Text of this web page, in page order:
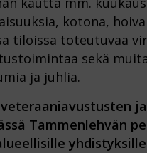
kotona,
tiloissa toteutuvaa
sekä
ja juhlia.
Tammenlehvän
yhdistyksille